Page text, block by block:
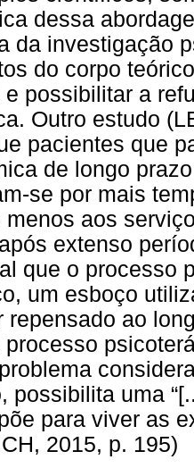
dessa
da investigação
do corpo
e possibilitar a
Outro estudo
pacientes que
de longo
se por mais
menos aos
extenso
que o processo
um esboço
repensado ao
processo
possibilita uma
para viver as
2015, p. 195)